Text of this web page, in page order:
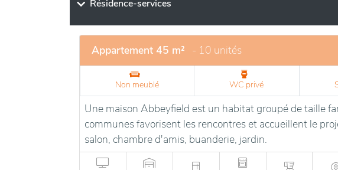
NOH a su garder son esprit de grand village, et propose
Résidence-services
Appartement 45 m² - 10 unités
Non meublé WC privé
Une maison Abbeyfield est un habitat groupé de taille
communes favorisent les rencontres et accueillent le
salon, chambre d'amis, buanderie, jardin.